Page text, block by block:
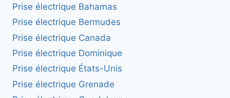
Prise électrique Bahamas
Prise électrique Bermudes
Prise électrique Canada
Prise électrique Dominique
Prise électrique États-Unis
Prise électrique Grenade